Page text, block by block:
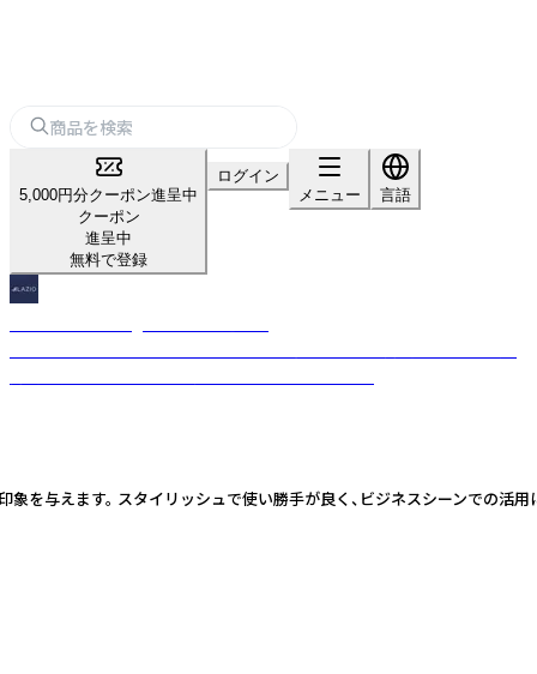
5,000円分クーポン進呈中
クーポン
進呈中
無料で登録
ログイン
メニュー
言語
えます。 スタイリッシュで使い勝手が良く、ビジネスシーンで